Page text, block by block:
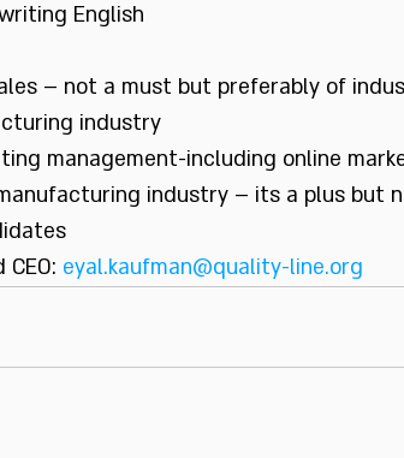
English
– not a must but preferably of
industry
management-including online
industry – its a plus but
eyal.kaufman@quality-line.org